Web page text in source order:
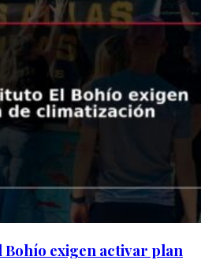
exigen activar plan